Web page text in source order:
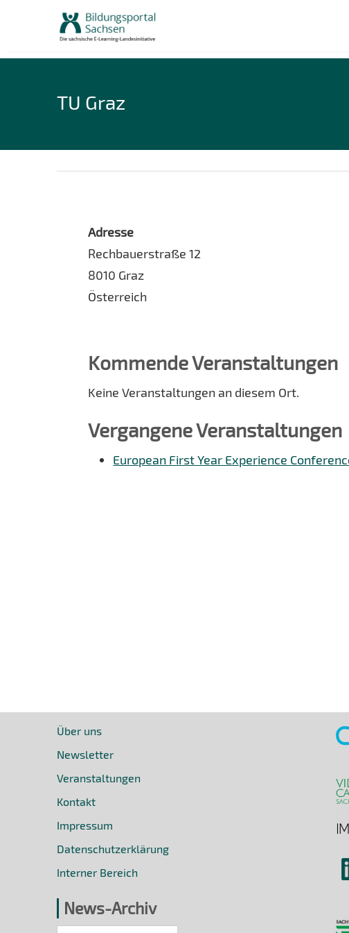
TU Graz
Adresse
Rechbauerstraße 12
8010 Graz
Österreich
Kommende Veranstaltungen
Keine Veranstaltungen an diesem Ort.
Vergangene Veranstaltungen
European First Year Experience
Über uns
Newsletter
Veranstaltungen
Kontakt
Impressum
Datenschutzerklärung
Interner Bereich
News-Archiv